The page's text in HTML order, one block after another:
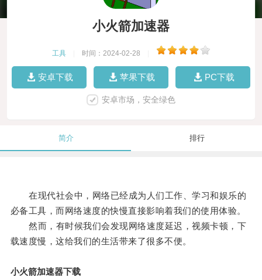
小火箭加速器
工具 时间：2024-02-28
安卓下载 苹果下载 PC下载
安卓市场，安全绿色
简介 排行
在现代社会中，网络已经成为人们工作、学习和娱乐的
必备工具，而网络速度的快慢直接影响着我们的使用体验。
然而，有时候我们会发现网络速度延迟，视频卡顿，下
载速度慢，这给我们的生活带来了很多不便。
小火箭加速器下载